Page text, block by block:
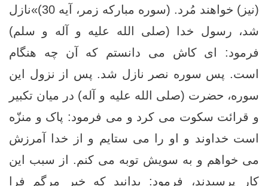
(نیز) خواهند مُرد. (سوره مبارکه زمر، آیه 30)»نازل
شد، رسول خدا (صلی الله علیه و آله و سلم)
فرمود: ای کاش می دانستم که آن چه هنگام
است. پس سوره نصر نازل شد. پس از نزول این
سوره، حضرت (صلی الله علیه و آله) در میان تکبیر
و قرائت سکوت می­ کرد و می ­فرمود: پاک و منزّه
است خداوند و او را می ­ستایم و از خدا آمرزش
می ­خواهم و به سویش توبه می ­کنم. از سبب این
کار پرسیدند، فرمود: بدانید که خبر مرگم فرا